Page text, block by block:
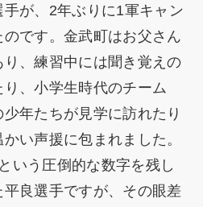
が、2年ぶりに1軍キャン
です。金武町はお父さん
、練習中には聞き覚えの
、小学生時代のチーム
少年たちが見学に訪れたり
い声援に包まれました。
いう圧倒的な数字を残し
良選手ですが、その眼差